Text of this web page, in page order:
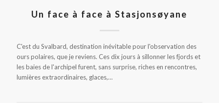
Un face à face à Stasjonsøyane
C'est du Svalbard, destination inévitable pour l'observation des
ours polaires, que je reviens. Ces dix jours à sillonner les fjords et
les baies de l'archipel furent, sans surprise, riches en rencontres,
lumières extraordinaires, glaces,…